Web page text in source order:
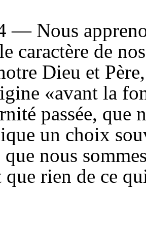
— Nous
caractère de
Dieu et
«avant la
passée, que
un choix
nous
rien de ce